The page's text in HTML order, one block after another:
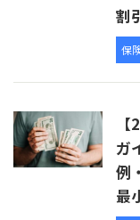
割
保
ガ
例
最